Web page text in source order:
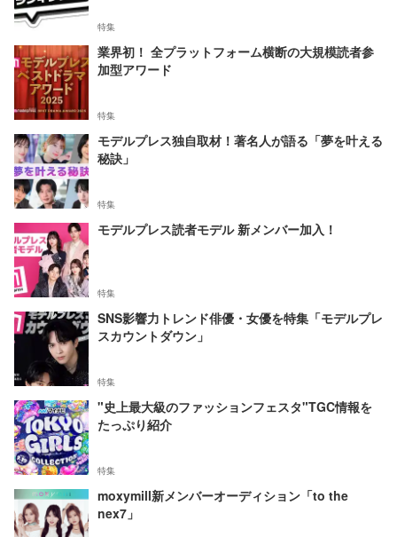
特集
業界初！ 全プラットフォーム横断の大規模読者参
加型アワード
特集
モデルプレス独自取材！著名人が語る「夢を叶える
秘訣」
特集
モデルプレス読者モデル 新メンバー加入！
特集
SNS影響力トレンド俳優・女優を特集「モデルプレ
スカウントダウン」
特集
"史上最大級のファッションフェスタ"TGC情報を
たっぷり紹介
特集
moxymill新メンバーオーディション「to the
nex7」